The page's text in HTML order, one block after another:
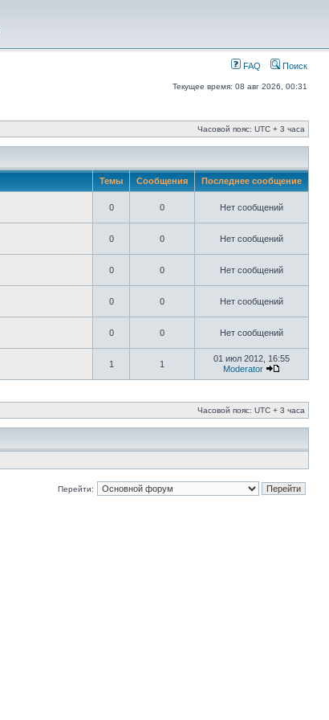
FAQ Поиск
Текущее время: 08 авг 2026, 00:31
Часовой пояс: UTC + 3 часа
Темы Сообщения Последнее сообщение
0 0 Нет сообщений
0 0 Нет сообщений
0 0 Нет сообщений
0 0 Нет сообщений
0 0 Нет сообщений
1 1
01 июл 2012, 16:55
Moderator
Часовой пояс: UTC + 3 часа
Перейти: